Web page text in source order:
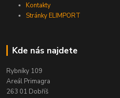
Kontakty
Stránky ELIMPORT
Kde nás najdete
Rybníky 109
Areál Primagra
263 01 Dobříš